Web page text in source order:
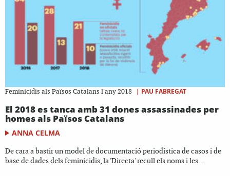
Feminicidis als Països Catalans l'any 2018 | PAU FABREGAT
El 2018 es tanca amb 31 dones assassinades per
homes als Països Catalans
ANNA CELMA
De cara a bastir un model de documentació periodística de casos i de
base de dades dels feminicidis, la 'Directa' recull els noms i les...